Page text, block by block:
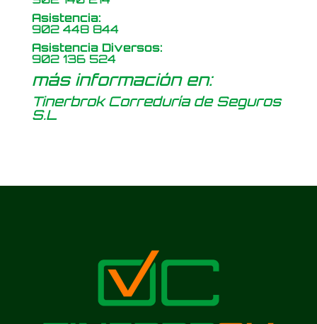
Asistencia:
902 448 844
Asistencia Diversos:
902 136 524
más información en:
Tinerbrok Correduría de Seguros
S.L